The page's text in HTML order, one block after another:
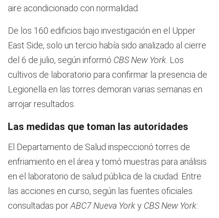
aire acondicionado con normalidad.
De los 160 edificios bajo investigación en el Upper
East Side, solo un tercio había sido analizado al cierre
del 6 de julio, según informó CBS New York . Los
cultivos de laboratorio para confirmar la presencia de
Legionella en las torres demoran varias semanas en
arrojar resultados.
Las medidas que toman las autoridades
El Departamento de Salud inspeccionó torres de
enfriamiento en el área y tomó muestras para análisis
en el laboratorio de salud pública de la ciudad. Entre
las acciones en curso, según las fuentes oficiales
consultadas porABC7 Nueva Yorky CBS New York: